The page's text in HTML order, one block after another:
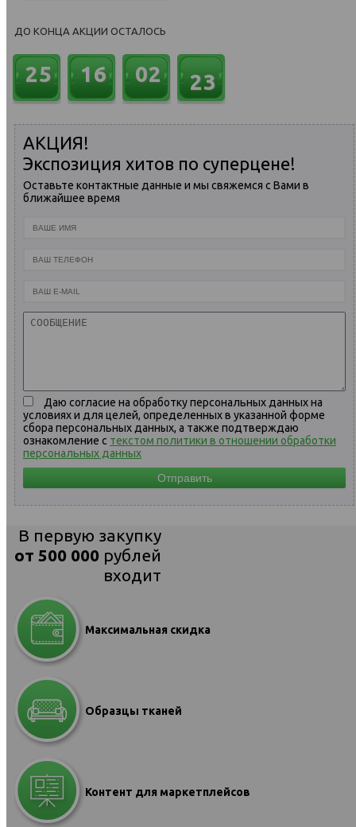
ДО КОНЦА АКЦИИ ОСТАЛОСЬ
25 16 02 21
АКЦИЯ!
Экспозиция хитов по суперцене!
Оставьте контактные данные и мы свяжемся с Вами в
ближайшее время
Даю согласие на обработку персональных данных на
условиях и для целей, определенных в указанной форме
сбора персональных данных, а также подтверждаю
ознакомление с текстом политики в отношении обработки
персональных данных
В первую закупку
от 500 000 рублей
входит
Максимальная скидка
Образцы тканей
Контент для маркетплейсов